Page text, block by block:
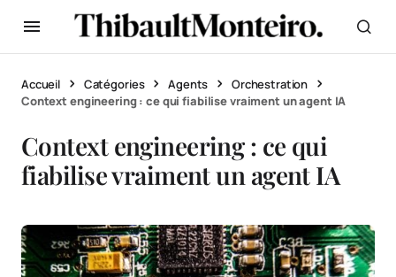
Accueil Catégories Agents
Orchestration
Context engineering : ce qui fiabilise vraiment un agent IA
Context engineering : ce qui
fiabilise vraiment un agent IA